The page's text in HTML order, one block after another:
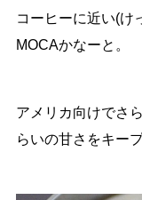
コーヒーに近い(け
MOCAかなーと。
アメリカ向けでさ
らいの甘さをキー